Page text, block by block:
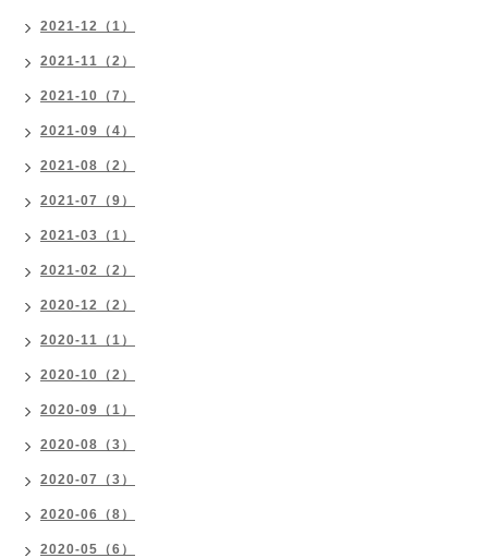
2021-12（1）
2021-11（2）
2021-10（7）
2021-09（4）
2021-08（2）
2021-07（9）
2021-03（1）
2021-02（2）
2020-12（2）
2020-11（1）
2020-10（2）
2020-09（1）
2020-08（3）
2020-07（3）
2020-06（8）
2020-05（6）